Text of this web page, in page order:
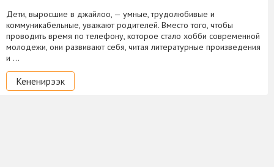
Дети, выросшие в джайлоо, — умные, трудолюбивые и
коммуникабельные, уважают родителей. Вместо того, чтобы
проводить время по телефону, которое стало хобби современной
молодежи, они развивают себя, читая литературные произведения
и …
Кененирээк